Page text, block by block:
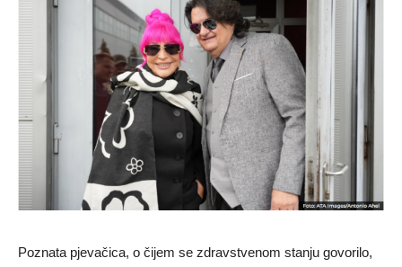
Poznata pjevačica, o čijem se zdravstvenom stanju govorilo,